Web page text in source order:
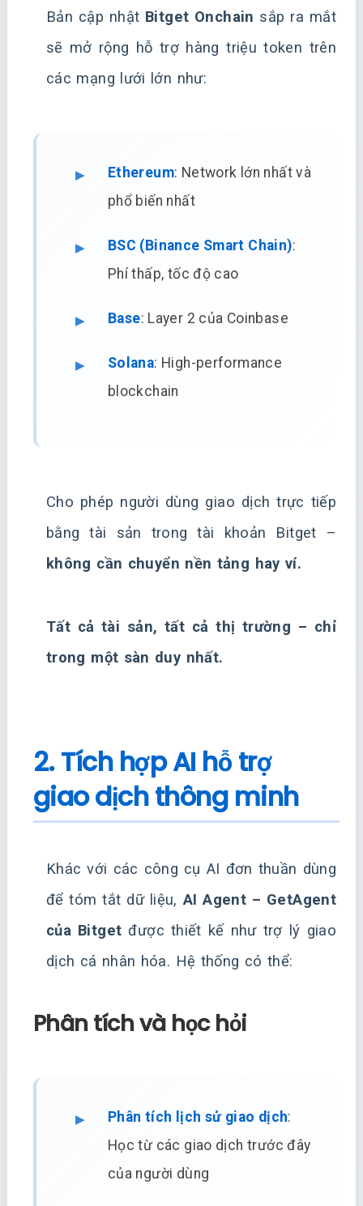
Bản cập nhật Bitget Onchain sắp ra mắt
sẽ mở rộng hỗ trợ hàng triệu token trên
các mạng lưới lớn như:
Ethereum: Network lớn nhất và
phổ biến nhất
BSC (Binance Smart Chain):
Phí thấp, tốc độ cao
Base: Layer 2 của Coinbase
Solana: High-performance
blockchain
Cho phép người dùng giao dịch trực tiếp
bằng tài sản trong tài khoản Bitget –
không cần chuyển nền tảng hay ví.
Tất cả tài sản, tất cả thị trường – chỉ
trong một sàn duy nhất.
2. Tích hợp AI hỗ trợ
giao dịch thông minh
Khác với các công cụ AI đơn thuần dùng
để tóm tắt dữ liệu,AI Agent – GetAgent
của Bitget được thiết kế như trợ lý giao
dịch cá nhân hóa. Hệ thống có thể:
Phân tích và học hỏi
Phân tích lịch sử giao dịch:
Học từ các giao dịch trước đây
của người dùng